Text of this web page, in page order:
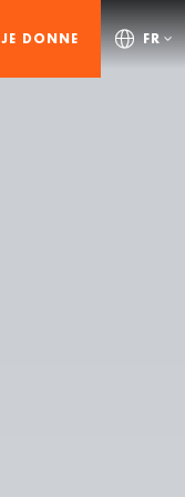
JE DONNE FR